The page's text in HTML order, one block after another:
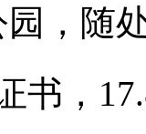
，随
书，